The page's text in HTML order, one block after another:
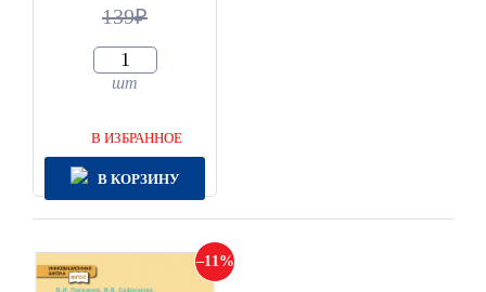
139
шт
В ИЗБРАННОЕ
В КОРЗИНУ
11